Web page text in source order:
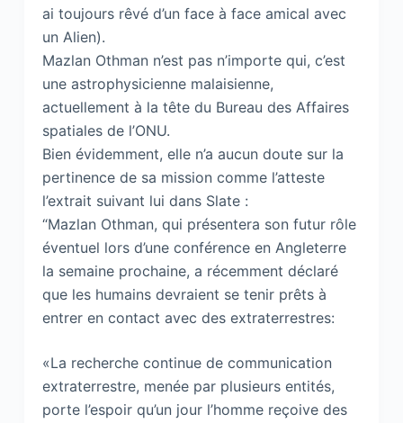
ai toujours rêvé d’un face à face amical avec
un Alien).
Mazlan Othman n’est pas n’importe qui, c’est
une astrophysicienne malaisienne,
actuellement à la tête du Bureau des Affaires
spatiales de l’ONU.
Bien évidemment, elle n’a aucun doute sur la
pertinence de sa mission comme l’atteste
l’extrait suivant lui dans Slate :
“Mazlan Othman, qui présentera son futur rôle
éventuel lors d’une conférence en Angleterre
la semaine prochaine, a récemment déclaré
que les humains devraient se tenir prêts à
entrer en contact avec des extraterrestres:
«La recherche continue de communication
extraterrestre, menée par plusieurs entités,
porte l’espoir qu’un jour l’homme reçoive des